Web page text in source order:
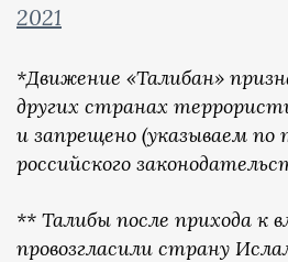
2021
*Движение «Талибан»
других странах
и запрещено (указываем по
российского
** Талибы после прихода к
провозгласили страну